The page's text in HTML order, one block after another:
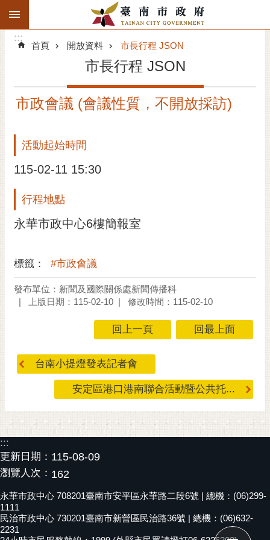
跳到主要內容區塊
搜
階
精彩府城
市府動態
市府團隊
主題服務
市政資訊
黃
偉
花
花
祭
網
站
覽
訂
:::
:::
首頁 開放資料 市長行程 JSON
市長行程 JSON
市政會議 (會議性質，不開放採訪)
活動起始時間
115-02-11 15:30
行程地點
永華市政中心6樓簡報室
標籤： #市政會議
發布單位：新聞及國際關係處新聞傳播科
上版日期：115-02-10
修改時間：115-02-10
回上一頁 回最上面
台南小提燈發表記者會
安定區港口港南聯合活動暨公共托...
:::
更新日期： 115-08-09
瀏覽人次： 162
永華市政中心 708201臺南市安平區永華路二段6號 | 總機：(06)299-
1111
民治市政中心 730201臺南市新營區民治路36號 | 總機：(06)632-
2231